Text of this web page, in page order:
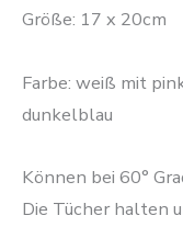
Größe: 17 x 20cm
Farbe: weiß mit
dunkelblau
Können bei 60°
Die Tücher halten